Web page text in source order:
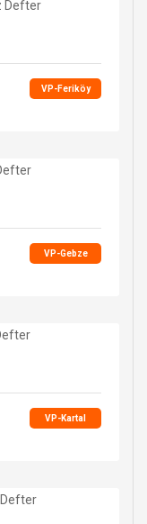
VP-Feriköy
VP-Gebze
VP-Kartal